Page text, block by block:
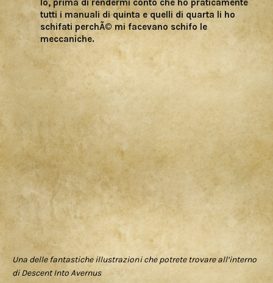
Io, prima di rendermi conto che ho praticamente
tutti i manuali di quinta e quelli di quarta li ho
schifati perchÃ© mi facevano schifo le
meccaniche.
Una delle fantastiche illustrazioni che potrete trovare all’interno
di Descent Into Avernus